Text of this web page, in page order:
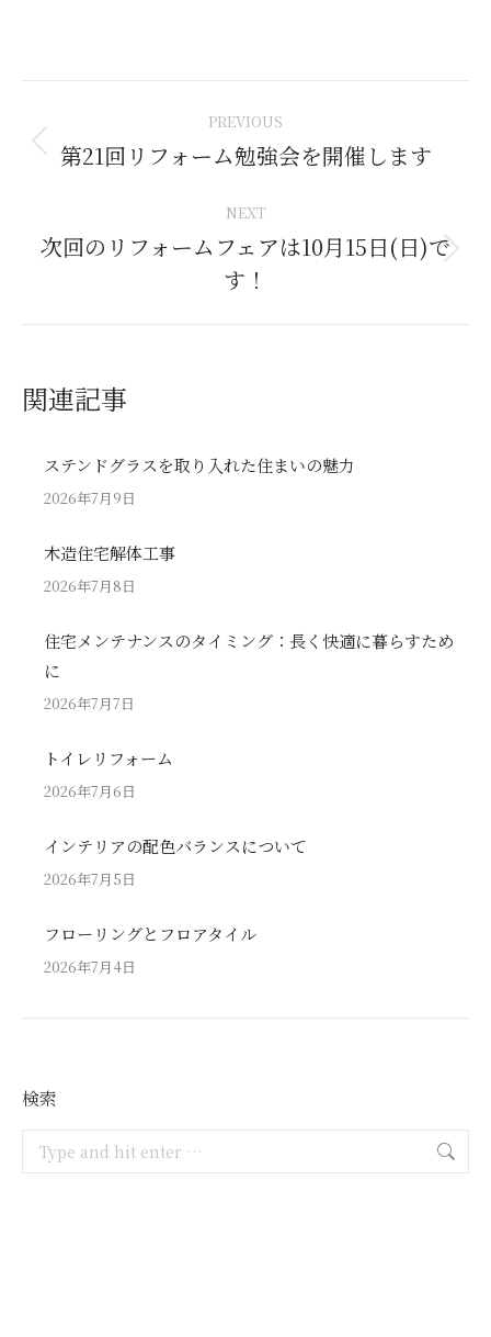
navigation
PREVIOUS
Previous
第21回リフォーム勉強会を開催します
NEXT
Next
post:
次回のリフォームフェアは10月15日(日)で
す！
関連記事
ステンドグラスを取り入れた住まいの魅力
2026年7月9日
木造住宅解体工事
2026年7月8日
住宅メンテナンスのタイミング：長く快適に暮らすため
に
2026年7月7日
トイレリフォーム
2026年7月6日
インテリアの配色バランスについて
2026年7月5日
フローリングとフロアタイル
2026年7月4日
検索